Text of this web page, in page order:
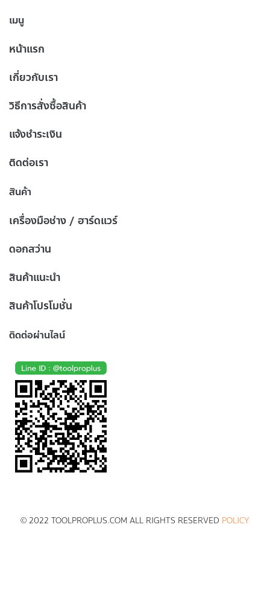
เมนู
หน้าแรก
เกี่ยวกับเรา
วิธีการสั่งซื้อสินค้า
แจ้งชำระเงิน
ติดต่อเรา
สินค้า
เครื่องมือช่าง / ฮาร์ดแวร์
ดอกสว่าน
สินค้าแนะนำ
สินค้าโปรโมชั่น
ติดต่อผ่านไลน์
© 2022 TOOLPROPLUS.COM ALL RIGHTS RESERVED POLICY